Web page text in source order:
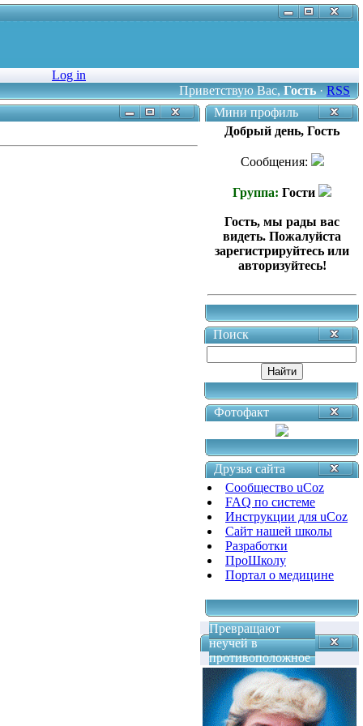
Log in
Приветствую Вас,Гость·RSS
Мини профиль
Добрый день, Гость
Сообщения:
Группа: Гости
Гость, мы рады вас
видеть. Пожалуйста
зарегистрируйтесь или
авторизуйтесь!
Поиск
Фотофакт
Друзья сайта
Сообщество uCoz
FAQ по системе
Инструкции для uCoz
Сайт нашей школы
Разработки
ПроШколу
Портал о медицине
Превращают
неучей в
противоположное